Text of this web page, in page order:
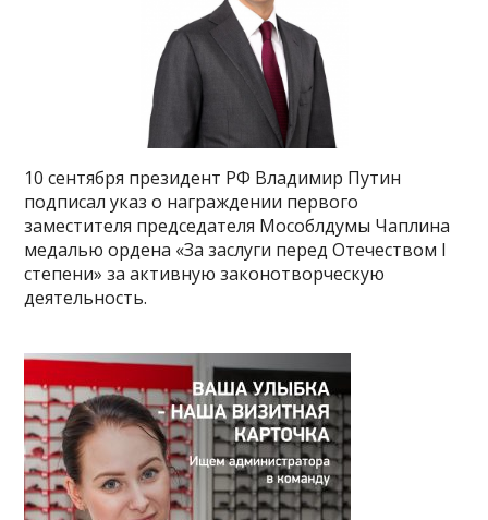
10 сентября президент РФ Владимир Путин
подписал указ о награждении первого
заместителя председателя Мособлдумы Чаплина
медалью ордена «За заслуги перед Отечеством I
степени» за активную законотворческую
деятельность.